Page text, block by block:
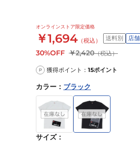
オンラインストア限定価格
￥1,694 （税込） 送料別 店
30%OFF ￥2,420（税込）
P 獲得ポイント： 15ポイント
カラー ： ブラック
サイズ：